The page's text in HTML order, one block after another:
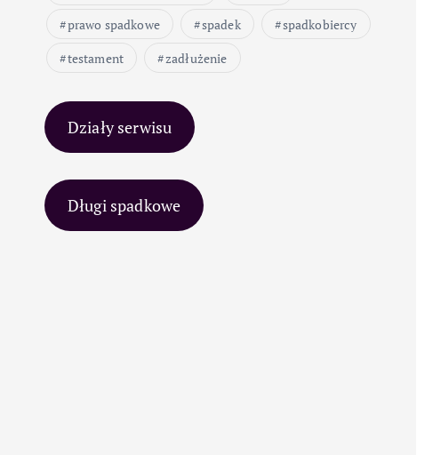
prawo spadkowe
spadek
spadkobiercy
testament
zadłużenie
Działy serwisu
Długi spadkowe